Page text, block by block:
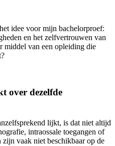
idee voor mijn bachelorproef:
en het zelfvertrouwen van
middel van een opleiding die
over dezelfde
lijkt, is dat niet altijd
intraossale toegangen of
zijn vaak niet beschikbaar op de